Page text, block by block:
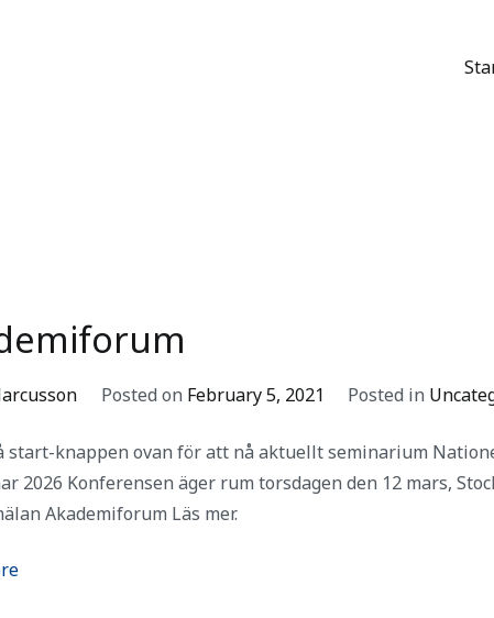
Posted on February 5, 2021 Posted in
start-knappen ovan för att nå aktuellt seminarium
2026 Konferensen äger rum torsdagen den 12 mars,
Akademiforum Läs mer.